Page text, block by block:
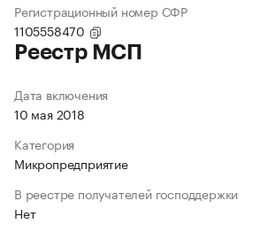
Регистрационный номер СФР
1105558470
Реестр МСП
Дата включения
10 мая 2018
Категория
Микропредприятие
В реестре получателей господдержки
Нет